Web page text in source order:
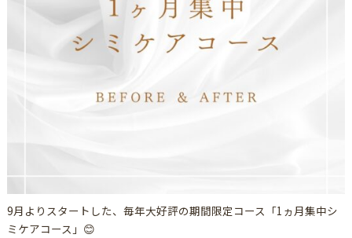
9月よりスタートした、毎年大好評の期間限定コース「1ヵ月集中シ
ミケアコース」😊